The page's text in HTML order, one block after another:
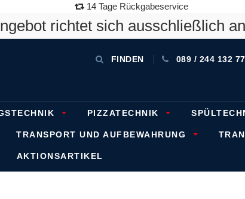
14 Tage Rückgabeservice
richtet sich ausschließlich
FINDEN 089 / 244 132 77
PIZZATECHNIK
TRANSPORT UND AUFBEWAHRUNG
AKTIONSARTIKEL